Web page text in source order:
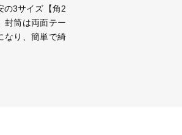
の3サイズ【角2
封筒は両面テー
なり、簡単で綺